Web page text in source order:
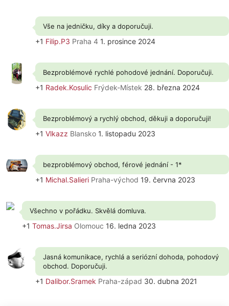
Vše na jedničku, díky a doporučuji.
+1 Filip.P3 Praha 4 1. prosince 2024
Bezproblémové rychlé pohodové jednání. Doporučuji.
+1 Radek.Kosulic Frýdek-Místek 28. března 2024
Bezproblémový a rychlý obchod, děkuji a doporučuji!
+1 Vlkazz Blansko 1. listopadu 2023
bezproblémový obchod, férové jednání - 1*
+1 Michal.Salieri Praha-východ 19. června 2023
Všechno v pořádku. Skvělá domluva.
+1 Tomas.Jirsa Olomouc 16. ledna 2023
Jasná komunikace, rychlá a seriózní dohoda, pohodový
obchod. Doporučuji.
+1 Dalibor.Sramek Praha-západ 30. dubna 2021